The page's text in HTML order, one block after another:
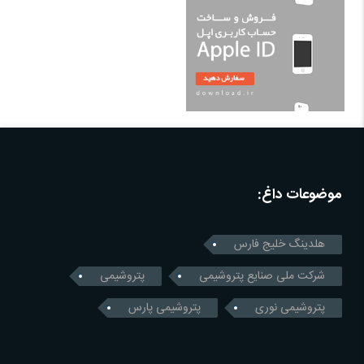
موضوعات داغ:
هلدینگ خلیج فارس
شرکت ملی صنایع پتروشیمی
پتروشیمی
پتروشیمی نوری
پتروشیمی پارس